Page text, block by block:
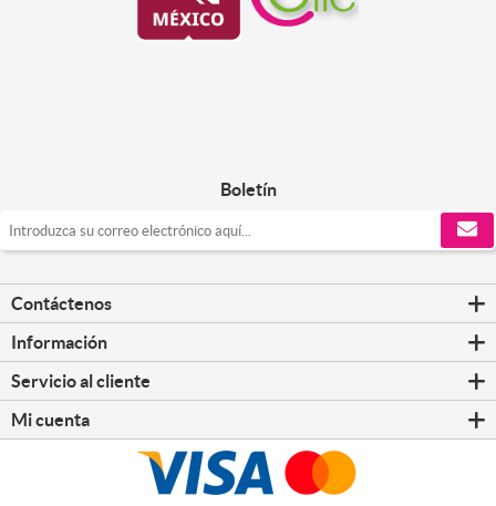
Boletín
Contáctenos
Información
Servicio al cliente
Mi cuenta